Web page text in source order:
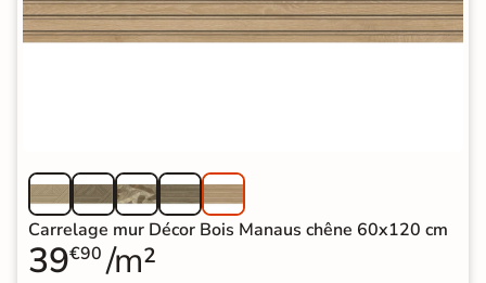
Carrelage mur Décor Bois Manaus chêne 60x120 cm
39€90 /m²